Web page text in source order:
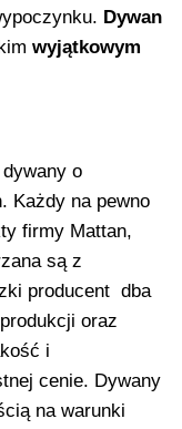
Dywan
wyjątkowym
o
Każdy na pewno
firmy Mattan,
są z
producent dba
oraz
i
cenie. Dywany
na warunki